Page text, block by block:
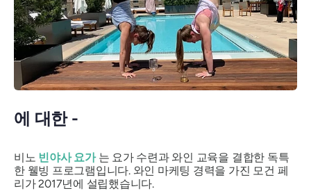
에 대한 -
비노 빈야사 요가는 요가 수련과 와인 교육을 결합한 독특
한 웰빙 프로그램입니다. 와인 마케팅 경력을 가진 모건 페
리가 2017년에 설립했습니다.